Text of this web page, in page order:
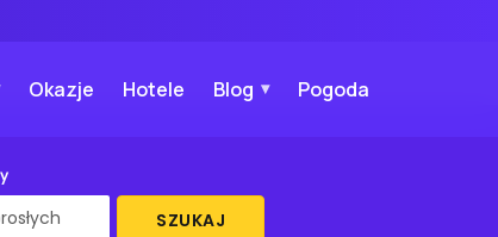
Okazje Hotele Blog Pogoda
SZUKAJ